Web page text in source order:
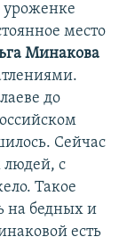
уроженке
место
Минакова
до
Сейчас
людей, с
Такое
на бедных и
есть